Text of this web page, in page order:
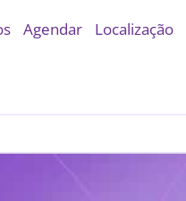
Agendar Localização